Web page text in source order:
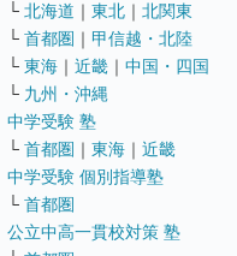
└ 北海道 ｜ 東北 ｜ 北関東
└ 首都圏 ｜ 甲信越・北陸
└ 東海 ｜ 近畿 ｜ 中国・四国
└ 九州・沖縄
中学受験 塾
└ 首都圏 ｜ 東海 ｜ 近畿
中学受験 個別指導塾
└ 首都圏
公立中高一貫校対策 塾